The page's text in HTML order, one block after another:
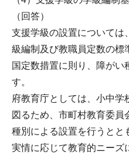
（回答）
支援学級の設置については
級編制及び教職員定数の標
国定数措置に則り、障がい
す。
府教育庁としては、小中学
図るため、市町村教育委員
種別による設置を行うとと
実情に応じて教育的ニーズ